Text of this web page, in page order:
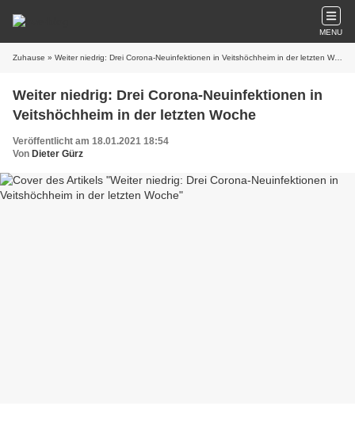
MENU
Zuhause » Weiter niedrig: Drei Corona-Neuinfektionen in Veitshöchheim in der letzten Woche
Weiter niedrig: Drei Corona-Neuinfektionen in
Veitshöchheim in der letzten Woche
Veröffentlicht am 18.01.2021 18:54
Von Dieter Gürz